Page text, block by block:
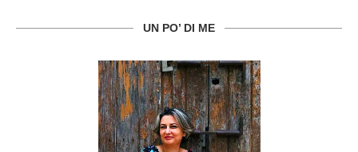
UN PO’ DI ME